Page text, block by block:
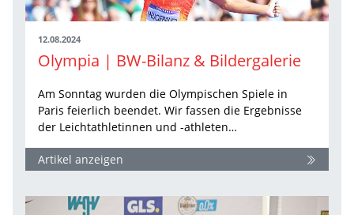
12.08.2024
Olympia | BW-Bilanz & Bildergalerie
Am Sonntag wurden die Olympischen Spiele in
Paris feierlich beendet. Wir fassen die Ergebnisse
der Leichtathletinnen und -athleten…
Artikel anzeigen